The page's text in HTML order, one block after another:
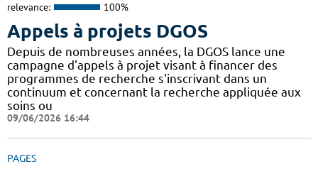
relevance: 100%
Appels à projets DGOS
Depuis de nombreuses années, la DGOS lance une
campagne d'appels à projet visant à financer des
programmes de recherche s'inscrivant dans un
continuum et concernant la recherche appliquée aux
soins ou
09/06/2026 16:44
PAGES